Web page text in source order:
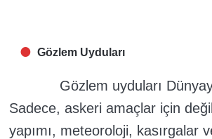
Gözlem Uyduları
Gözlem uyduları
Sadece, askeri amaçlar için
yapımı, meteoroloji, kasırgalar